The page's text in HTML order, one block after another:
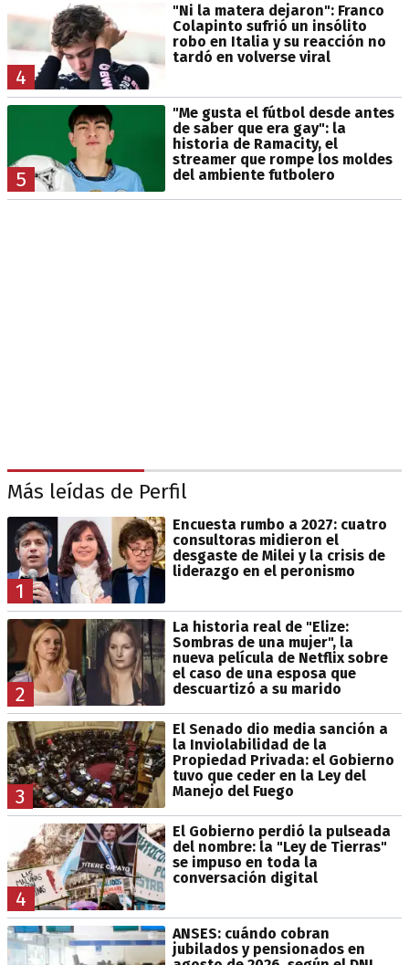
4
"Ni la matera dejaron": Franco
Colapinto sufrió un insólito
robo en Italia y su reacción no
tardó en volverse viral
5
"Me gusta el fútbol desde antes
de saber que era gay": la
historia de Ramacity, el
streamer que rompe los moldes
del ambiente futbolero
Más leídas de Perfil
1
Encuesta rumbo a 2027: cuatro
consultoras midieron el
desgaste de Milei y la crisis de
liderazgo en el peronismo
2
La historia real de "Elize:
Sombras de una mujer", la
nueva película de Netflix sobre
el caso de una esposa que
descuartizó a su marido
3
El Senado dio media sanción a
la Inviolabilidad de la
Propiedad Privada: el Gobierno
tuvo que ceder en la Ley del
Manejo del Fuego
4
El Gobierno perdió la pulseada
del nombre: la "Ley de Tierras"
se impuso en toda la
conversación digital
ANSES: cuándo cobran
jubilados y pensionados en